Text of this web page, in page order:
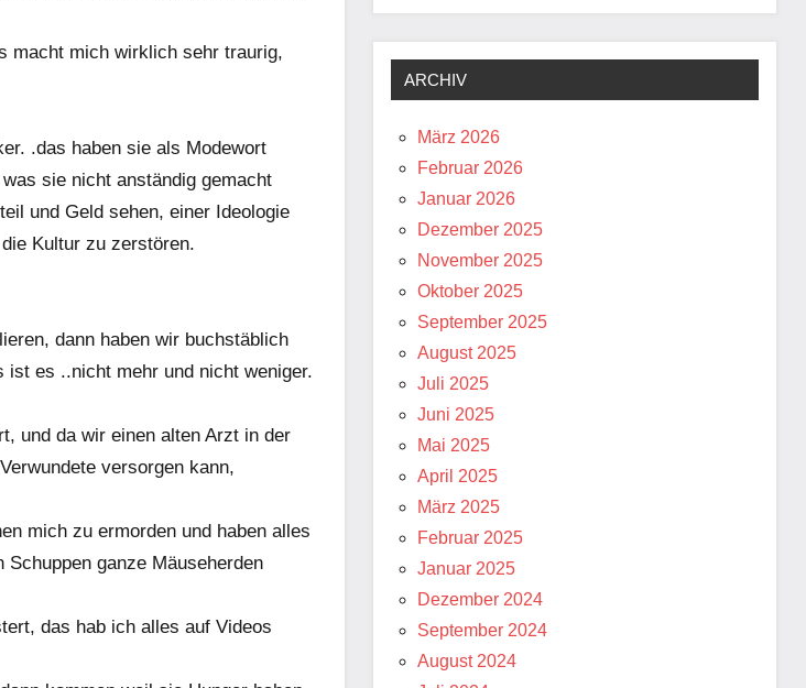
macht mich wirklich sehr traurig,
.das haben sie als Modewort
sie nicht anständig gemacht
und Geld sehen, einer Ideologie
Kultur zu zerstören.
dann haben wir buchstäblich
ist es ..nicht mehr und nicht weniger.
und da wir einen alten Arzt in der
versorgen kann,
mich zu ermorden und haben alles
ganze Mäuseherden
das hab ich alles auf Videos
ARCHIV
März 2026
Februar 2026
Januar 2026
Dezember 2025
November 2025
Oktober 2025
September 2025
August 2025
Juli 2025
Juni 2025
Mai 2025
April 2025
März 2025
Februar 2025
Januar 2025
Dezember 2024
September 2024
August 2024